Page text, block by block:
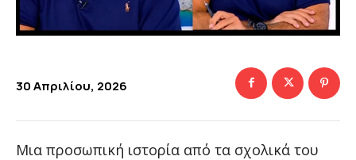
Μια προσωπική ιστορία από τα σχολικά του
30 Απριλίου, 2026